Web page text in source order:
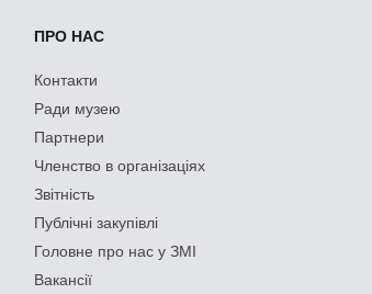
ПРО НАС
Контакти
Ради музею
Партнери
Членство в організаціях
Звітність
Публічні закупівлі
Головне про нас у ЗМІ
Вакансії